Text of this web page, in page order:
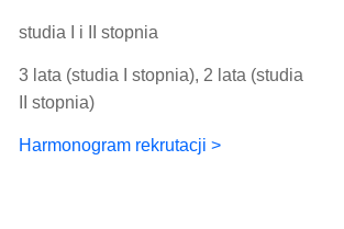
studia I i II stopnia
3 lata (studia I stopnia), 2 lata (studia
II stopnia)
Harmonogram rekrutacji >